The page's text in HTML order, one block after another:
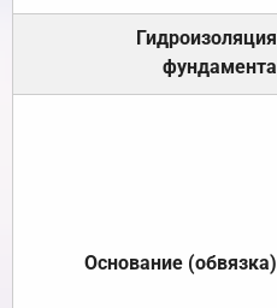
Гидроизоляция
фундамента
Основание (обвязка)